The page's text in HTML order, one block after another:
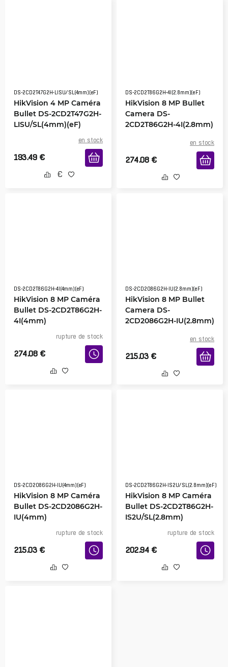
DS-2CD2T47G2H-LISU/SL(4mm)(eF)
HikVision 4 MP Caméra
Bullet DS-2CD2T47G2H-
LISU/SL(4mm)(eF)
en stock
193.49 €
DS-2CD2T86G2H-4I(2.8mm)(eF)
HikVision 8 MP Bullet
Camera DS-
2CD2T86G2H-4I(2.8mm)
en stock
274.08 €
DS-2CD2T86G2H-4I(4mm)(eF)
HikVision 8 MP Caméra
Bullet DS-2CD2T86G2H-
4I(4mm)
rupture de stock
274.08 €
DS-2CD2086G2H-IU(2.8mm)(eF)
HikVision 8 MP Bullet
Camera DS-
2CD2086G2H-IU(2.8mm)
en stock
215.03 €
DS-2CD2086G2H-IU(4mm)(eF)
HikVision 8 MP Caméra
Bullet DS-2CD2086G2H-
IU(4mm)
rupture de stock
215.03 €
DS-2CD2T86G2H-IS2U/SL(2.8mm)(eF)
HikVision 8 MP Caméra
Bullet DS-2CD2T86G2H-
IS2U/SL(2.8mm)
rupture de stock
202.94 €